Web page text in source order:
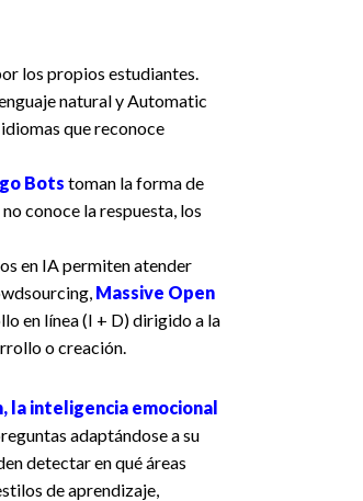
los propios estudiantes.
natural y Automatic
que reconoce
Bots toman la forma de
conoce la respuesta, los
en IA permiten atender
Massive Open
en línea (I + D) dirigido a la
o creación.
la inteligencia emocional
adaptándose a su
detectar en qué áreas
de aprendizaje,